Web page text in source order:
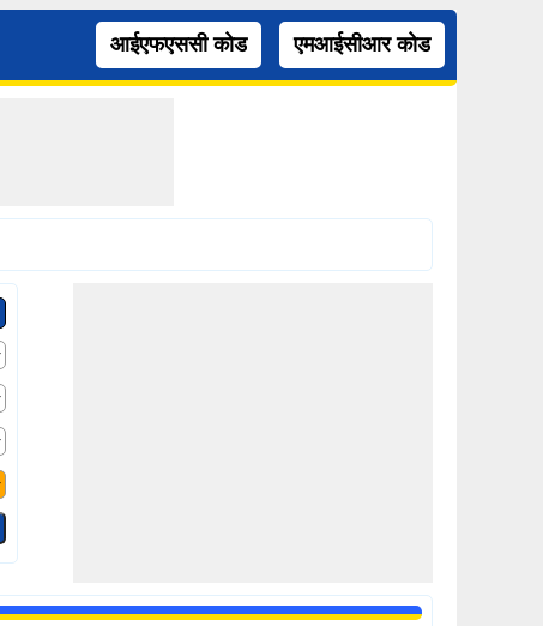
आईएफएससी कोड एमआईसीआर कोड